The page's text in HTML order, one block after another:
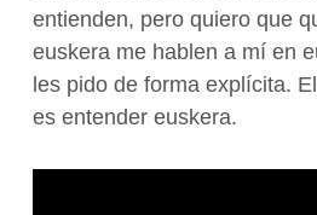
entienden, pero quiero que
euskera me hablen a mí en
les pido de forma explícita.
es entender euskera.